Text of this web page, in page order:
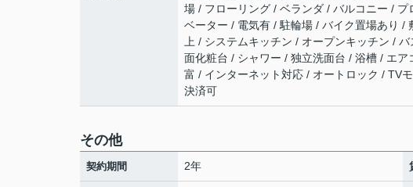
場 / フローリング / ベランダ / バルコニー /
ベーター / 電気有 / 駐輪場 / バイク置場あり /
上 / システムキッチン / オープンキッチン /
面化粧台 / シャワー / 独立洗面台 / 浴槽 / エ
富 / インターネット対応 / オートロック / TV
決済可
その他
契約期間 2年